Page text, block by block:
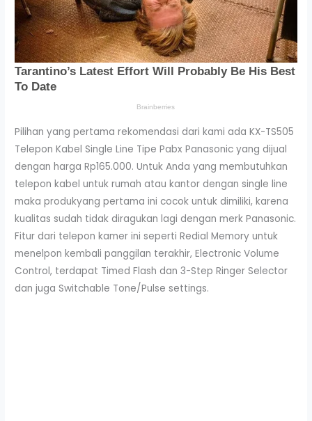
Pilihan yang pertama rekomendasi dari kami ada KX-TS505
Telepon Kabel Single Line Tipe Pabx Panasonic yang dijual
dengan harga Rp165.000. Untuk Anda yang membutuhkan
telepon kabel untuk rumah atau kantor dengan single line
maka produkyang pertama ini cocok untuk dimiliki, karena
kualitas sudah tidak diragukan lagi dengan merk Panasonic.
Fitur dari telepon kamer ini seperti Redial Memory untuk
menelpon kembali panggilan terakhir, Electronic Volume
Control, terdapat Timed Flash dan 3-Step Ringer Selector
dan juga Switchable Tone/Pulse settings.